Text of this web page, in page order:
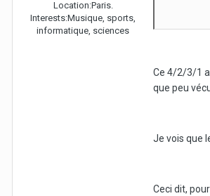
Location:Paris.
Interests:Musique, sports,
informatique, sciences
Ce 4/2/3/1
que peu
Je vois que
Ceci dit,